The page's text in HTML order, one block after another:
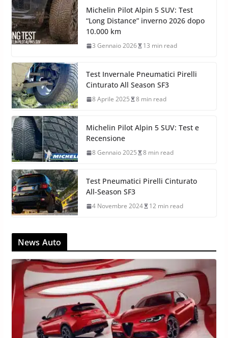
Michelin Pilot Alpin 5 SUV: Test
“Long Distance” inverno 2026 dopo
10.000 km
3 Gennaio 2026 13 min read
Test Invernale Pneumatici Pirelli
Cinturato All Season SF3
8 Aprile 2025 8 min read
Michelin Pilot Alpin 5 SUV: Test e
Recensione
8 Gennaio 2025 8 min read
Test Pneumatici Pirelli Cinturato
All-Season SF3
4 Novembre 2024 12 min read
News Auto